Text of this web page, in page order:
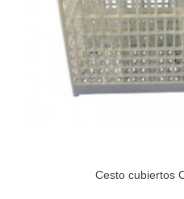
Cesto cubiertos